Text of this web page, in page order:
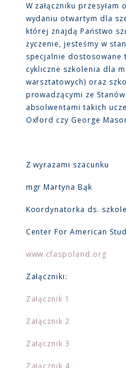
W załączniku
wydaniu otwartym dla
której znajdą Państwo
życzenie, jesteśmy w
specjalnie dostosowane
cykliczne szkolenia dla
warsztatowych) oraz
prowadzącymi ze
absolwentami takich
Oxford czy George
Z wyrazami szacunku
mgr Martyna Bąk
Koordynatorka ds.
Center For American
www.cfaspoland.org
Załączniki:
Załącznik 1
Załącznik 2
Załącznik 3